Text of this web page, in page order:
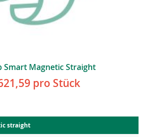
Smart Magnetic Straight
pro Stück
straight